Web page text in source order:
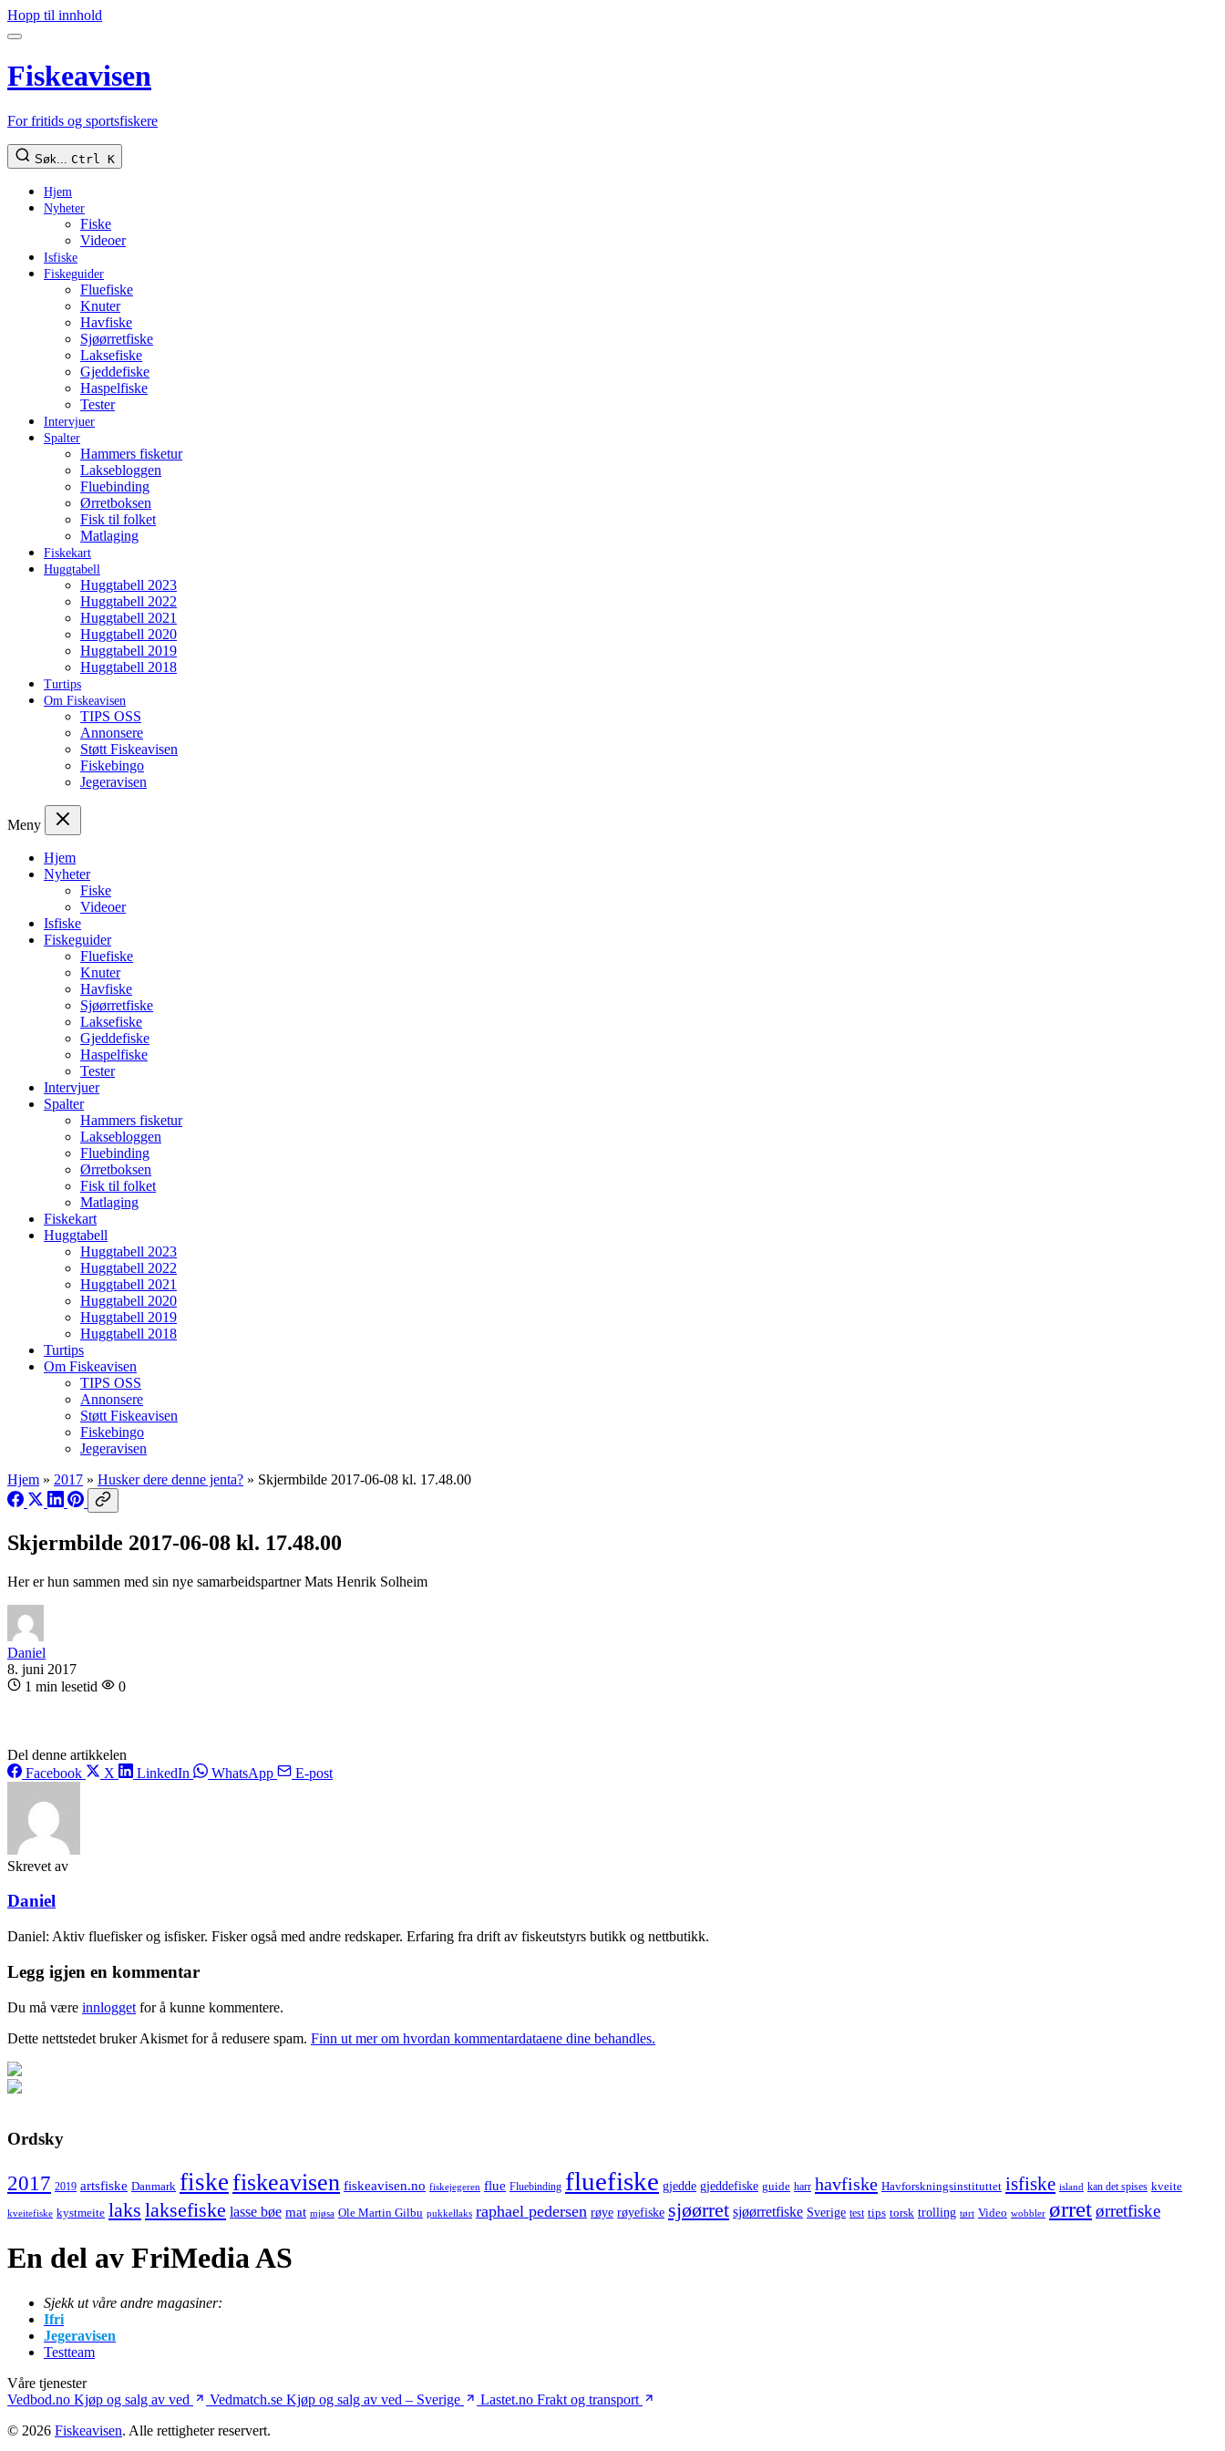
Hopp til innhold
Fiskeavisen
For fritids og sportsfiskere
Søk... Ctrl K
Hjem
Nyheter
Fiske
Videoer
Isfiske
Fiskeguider
Fluefiske
Knuter
Havfiske
Sjøørretfiske
Laksefiske
Gjeddefiske
Haspelfiske
Tester
Intervjuer
Spalter
Hammers fisketur
Laksebloggen
Fluebinding
Ørretboksen
Fisk til folket
Matlaging
Fiskekart
Huggtabell
Huggtabell 2023
Huggtabell 2022
Huggtabell 2021
Huggtabell 2020
Huggtabell 2019
Huggtabell 2018
Turtips
Om Fiskeavisen
TIPS OSS
Annonsere
Støtt Fiskeavisen
Fiskebingo
Jegeravisen
Meny
Hjem
Nyheter
Fiske
Videoer
Isfiske
Fiskeguider
Fluefiske
Knuter
Havfiske
Sjøørretfiske
Laksefiske
Gjeddefiske
Haspelfiske
Tester
Intervjuer
Spalter
Hammers fisketur
Laksebloggen
Fluebinding
Ørretboksen
Fisk til folket
Matlaging
Fiskekart
Huggtabell
Huggtabell 2023
Huggtabell 2022
Huggtabell 2021
Huggtabell 2020
Huggtabell 2019
Huggtabell 2018
Turtips
Om Fiskeavisen
TIPS OSS
Annonsere
Støtt Fiskeavisen
Fiskebingo
Jegeravisen
Hjem » 2017 » Husker dere denne jenta? » Skjermbilde 2017-06-08 kl. 17.48.00
Skjermbilde 2017-06-08 kl. 17.48.00
Her er hun sammen med sin nye samarbeidspartner Mats Henrik Solheim
Daniel
8. juni 2017
1 min lesetid
0
Del denne artikkelen
Facebook
X LinkedIn WhatsApp E-post
Skrevet av
Daniel
Daniel: Aktiv fluefisker og isfisker. Fisker også med andre redskaper. Erfaring fra drift av fiskeutstyrs butikk og nettbutikk.
Legg igjen en kommentar
Du må være innlogget for å kunne kommentere.
Dette nettstedet bruker Akismet for å redusere spam. Finn ut mer om hvordan kommentardataene dine behandles.
Ordsky
2017 2019 artsfiske Danmark fiskefiskeavisen fiskeavisen.no fiskejegeren flue Fluebinding fluefiske gjedde gjeddefiske guide harr havfiske Havforskningsinstituttet isfiske island kan det spises kveite
kveitefiske kystmeite laks laksefiske lasse bøe mat mjøsa Ole Martin Gilbu pukkellaks raphael pedersen røye røyefiske sjøørret sjøørretfiske Sverige test tips torsk trolling tørt Video wobbler ørretørretfiske
En del av FriMedia AS
Sjekk ut våre andre magasiner:
Ifri
Jegeravisen
Testteam
Våre tjenester
Vedbod.no Kjøp og salg av ved Vedmatch.se Kjøp og salg av ved – Sverige Lastet.no Frakt og transport
© 2026 Fiskeavisen. Alle rettigheter reservert.